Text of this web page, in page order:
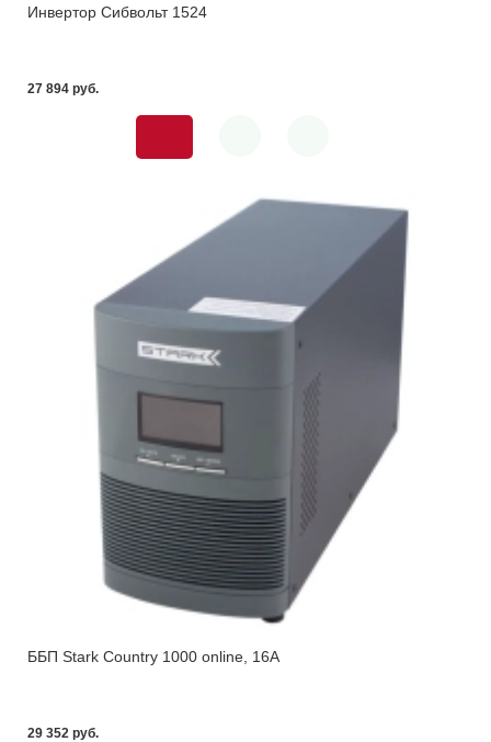
Инвертор Сибвольт 1524
27 894 pуб.
ББП Stark Country 1000 online, 16А
29 352 pуб.